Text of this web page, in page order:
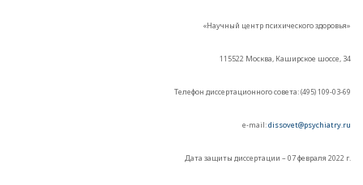
«Научный центр психического здоровья»
115522 Москва, Каширское шоссе, 34
Телефон диссертационного совета: (495) 109-03-69
e-mail:dissovet@psychiatry.ru
Дата защиты диссертации – 07 февраля 2022 г.